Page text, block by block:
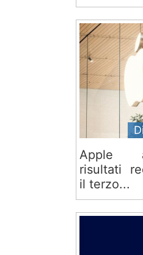
Apple
risultati
il terzo...